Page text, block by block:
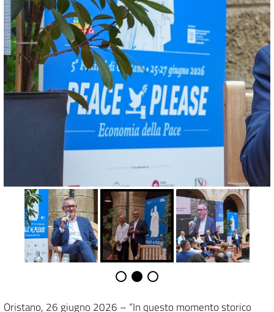
Oristano, 26 giugno 2026 – “In questo momento storico